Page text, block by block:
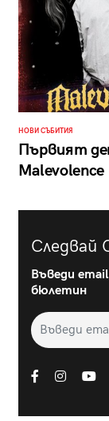
НОВИ СЪБИТИЯ
Първият
Malevolence
Следвай
Въведи
бюлетин